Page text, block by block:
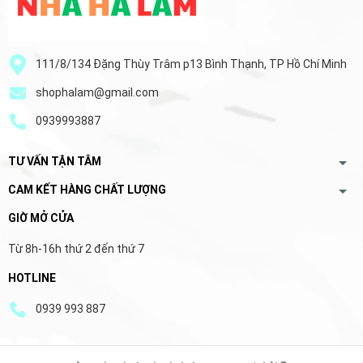
111/8/134 Đặng Thùy Trâm p13 Bình Thạnh, TP Hồ Chí Minh
shophalam@gmail.com
0939993887
TƯ VẤN TẬN TÂM
CAM KẾT HÀNG CHẤT LƯỢNG
GIỜ MỞ CỬA
Từ 8h-16h thứ 2 đến thứ 7
HOTLINE
0939 993 887